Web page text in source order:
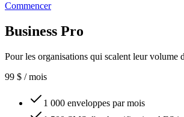
Commencer
Business Pro
Pour les organisations qui scalent leur volume
99 $ / mois
1 000 enveloppes par mois